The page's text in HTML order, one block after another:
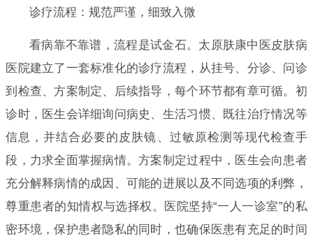
诊疗流程：规范严谨，细致入微
看病靠不靠谱，流程是试金石。太原肤康中医皮肤病
医院建立了一套标准化的诊疗流程，从挂号、分诊、问诊
到检查、方案制定、后续指导，每个环节都有章可循。初
诊时，医生会详细询问病史、生活习惯、既往治疗情况等
信息，并结合必要的皮肤镜、过敏原检测等现代检查手
段，力求全面掌握病情。方案制定过程中，医生会向患者
充分解释病情的成因、可能的进展以及不同选项的利弊，
尊重患者的知情权与选择权。医院坚持“一人一诊室”的私
密环境，保护患者隐私的同时，也确保医患有充足的时间